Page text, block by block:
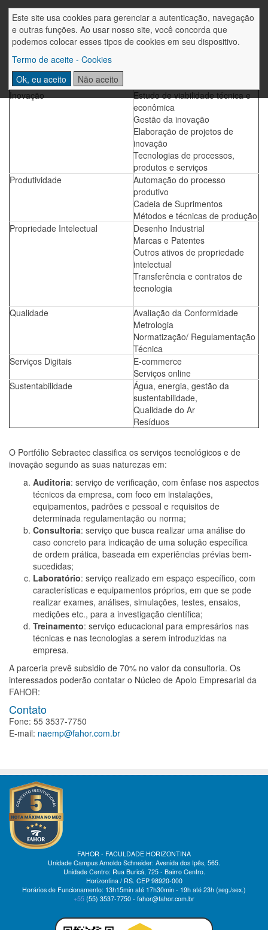
Este site usa cookies para gerenciar a autenticação, navegação
e outras funções. Ao usar nosso site, você concorda que
podemos colocar esses tipos de cookies em seu dispositivo.
Termo de aceite - Cookies
Ok, eu aceito
Não aceito
Área
Subárea
Design
Design de produto
Design de Comunicação
Inovação
Estudo de viabilidade técnica e
econômica
Gestão da inovação
Elaboração de projetos de
inovação
Tecnologias de processos,
produtos e serviços
Produtividade
Automação do processo
produtivo
Cadeia de Suprimentos
Métodos e técnicas de produção
Propriedade Intelectual
Desenho Industrial
Marcas e Patentes
Outros ativos de propriedade
intelectual
Transferência e contratos de
tecnologia
Qualidade
Avaliação da Conformidade
Metrologia
Normatização/ Regulamentação
Técnica
Serviços Digitais
E-commerce
Serviços online
Sustentabilidade
Água, energia, gestão da
sustentabilidade,
Qualidade do Ar
Resíduos
O Portfólio Sebraetec classifica os serviços tecnológicos e de
inovação segundo as suas naturezas em:
Auditoria: serviço de verificação, com ênfase nos aspectos
técnicos da empresa, com foco em instalações,
equipamentos, padrões e pessoal e requisitos de
determinada regulamentação ou norma;
Consultoria: serviço que busca realizar uma análise do
caso concreto para indicação de uma solução específica
de ordem prática, baseada em experiências prévias bem-
sucedidas;
Laboratório: serviço realizado em espaço específico, com
características e equipamentos próprios, em que se pode
realizar exames, análises, simulações, testes, ensaios,
medições etc., para a investigação científica;
Treinamento: serviço educacional para empresários nas
técnicas e nas tecnologias a serem introduzidas na
empresa.
A parceria prevê subsidio de 70% no valor da consultoria. Os
interessados poderão contatar o Núcleo de Apoio Empresarial da
FAHOR:
Contato
Fone: 55 3537-7750
E-mail: naemp@fahor.com.br
FAHOR - FACULDADE HORIZONTINA
Unidade Campus Arnoldo Schneider: Avenida dos Ipês, 565.
Unidade Centro: Rua Buricá, 725 - Bairro Centro.
Horizontina / RS. CEP 98920-000
Horários de Funcionamento: 13h15min até 17h30min - 19h até 23h (seg./sex.)
+55 (55) 3537-7750 - fahor@fahor.com.br